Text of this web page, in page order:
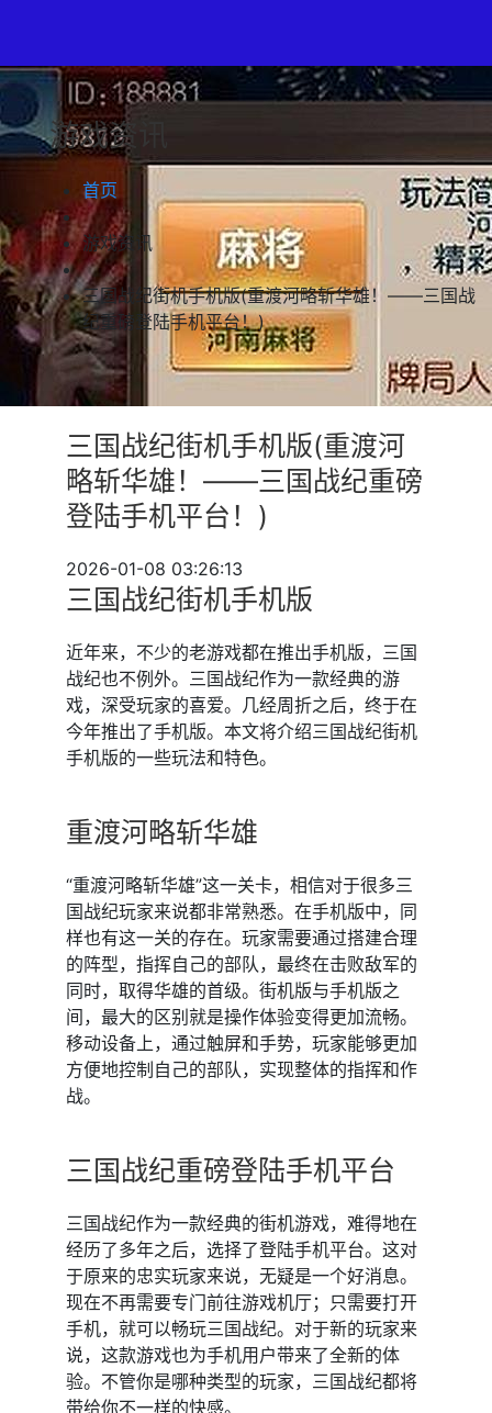
游戏资讯
首页
游戏资讯
三国战纪街机手机版(重渡河略斩华雄！——三国战
纪重磅登陆手机平台！)
三国战纪街机手机版(重渡河
略斩华雄！——三国战纪重磅
登陆手机平台！)
2026-01-08 03:26:13
三国战纪街机手机版
近年来，不少的老游戏都在推出手机版，三国
战纪也不例外。三国战纪作为一款经典的游
戏，深受玩家的喜爱。几经周折之后，终于在
今年推出了手机版。本文将介绍三国战纪街机
手机版的一些玩法和特色。
重渡河略斩华雄
“重渡河略斩华雄”这一关卡，相信对于很多三
国战纪玩家来说都非常熟悉。在手机版中，同
样也有这一关的存在。玩家需要通过搭建合理
的阵型，指挥自己的部队，最终在击败敌军的
同时，取得华雄的首级。街机版与手机版之
间，最大的区别就是操作体验变得更加流畅。
移动设备上，通过触屏和手势，玩家能够更加
方便地控制自己的部队，实现整体的指挥和作
战。
三国战纪重磅登陆手机平台
三国战纪作为一款经典的街机游戏，难得地在
经历了多年之后，选择了登陆手机平台。这对
于原来的忠实玩家来说，无疑是一个好消息。
现在不再需要专门前往游戏机厅；只需要打开
手机，就可以畅玩三国战纪。对于新的玩家来
说，这款游戏也为手机用户带来了全新的体
验。不管你是哪种类型的玩家，三国战纪都将
带给你不一样的快感。